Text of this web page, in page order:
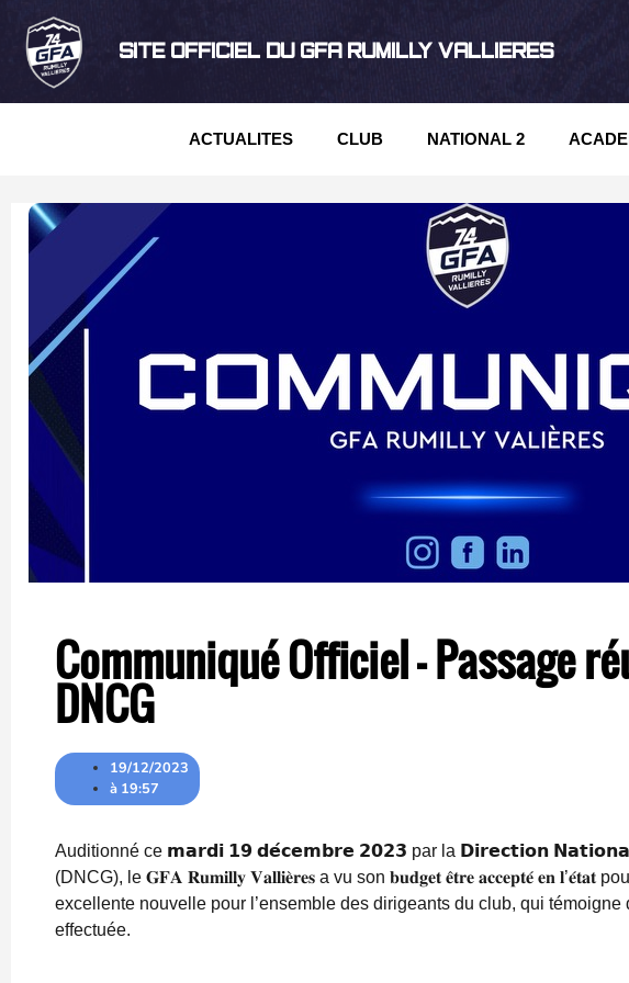
SITE OFFICIEL DU GFA RUMILLY VALLIERES
ACTUALITES CLUB NATIONAL 2
Communiqué Officiel – Passage
DNCG
19/12/2023
à 19:57
Auditionné ce 𝗺𝗮𝗿𝗱𝗶 𝟭𝟵 𝗱𝗲́𝗰𝗲𝗺𝗯𝗿𝗲 𝟮𝟬𝟮𝟯 par la 𝗗𝗶𝗿𝗲𝗰𝘁𝗶𝗼𝗻
(DNCG), le 𝐆𝐅𝐀 𝐑𝐮𝐦𝐢𝐥𝐥𝐲 𝐕𝐚𝐥𝐥𝐢𝐞̀𝐫𝐞𝐬 a vu son 𝐛𝐮𝐝𝐠𝐞𝐭 𝐞̂𝐭𝐫𝐞 𝐚𝐜𝐜𝐞𝐩𝐭𝐞́ 𝐞𝐧 𝐥’𝐞́𝐭𝐚𝐭
excellente nouvelle pour l’ensemble des dirigeants du club, qui témoigne
effectuée.